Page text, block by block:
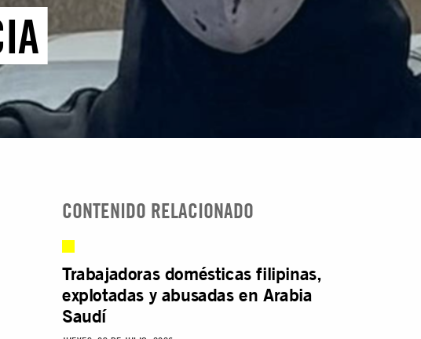
CONTENIDO RELACIONADO
Trabajadoras domésticas filipinas,
explotadas y abusadas en Arabia
Saudí